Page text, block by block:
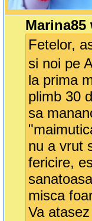
Marina85
Fetelor,
si noi pe
la prima
plimb 30
sa
nu a vrut
fericire,
misca
Va